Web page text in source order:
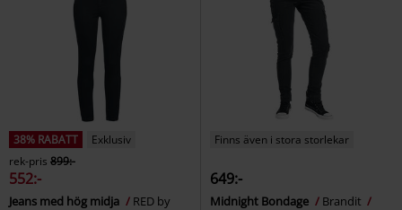
38% RABATT
Exklusiv
rek-pris 899:-
552:-
Jeans med hög midja
RED by
Finns även i stora storlekar
649:-
Midnight Bondage
Brandit